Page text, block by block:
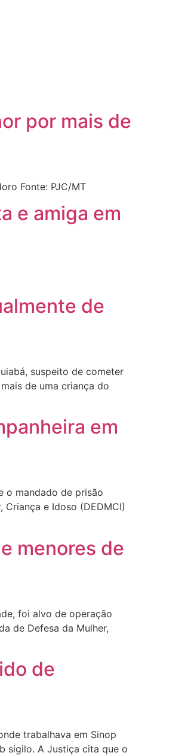
por mais de
Fonte: PJC/MT
e amiga em
de
suspeito de cometer
de uma criança do
em
o mandado de prisão
e Idoso (DEDMCI)
menores de
foi alvo de operação
de Defesa da Mulher,
de
trabalhava em Sinop
sigilo. A Justiça cita que o